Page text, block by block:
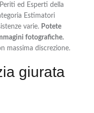
ed Esperti della
Estimatori
varie. Potete
fotografiche.
massima discrezione.
giurata